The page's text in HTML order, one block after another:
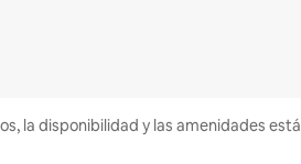
la disponibilidad y las amenidades